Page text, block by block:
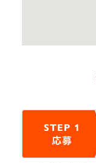
STEP 1
応募